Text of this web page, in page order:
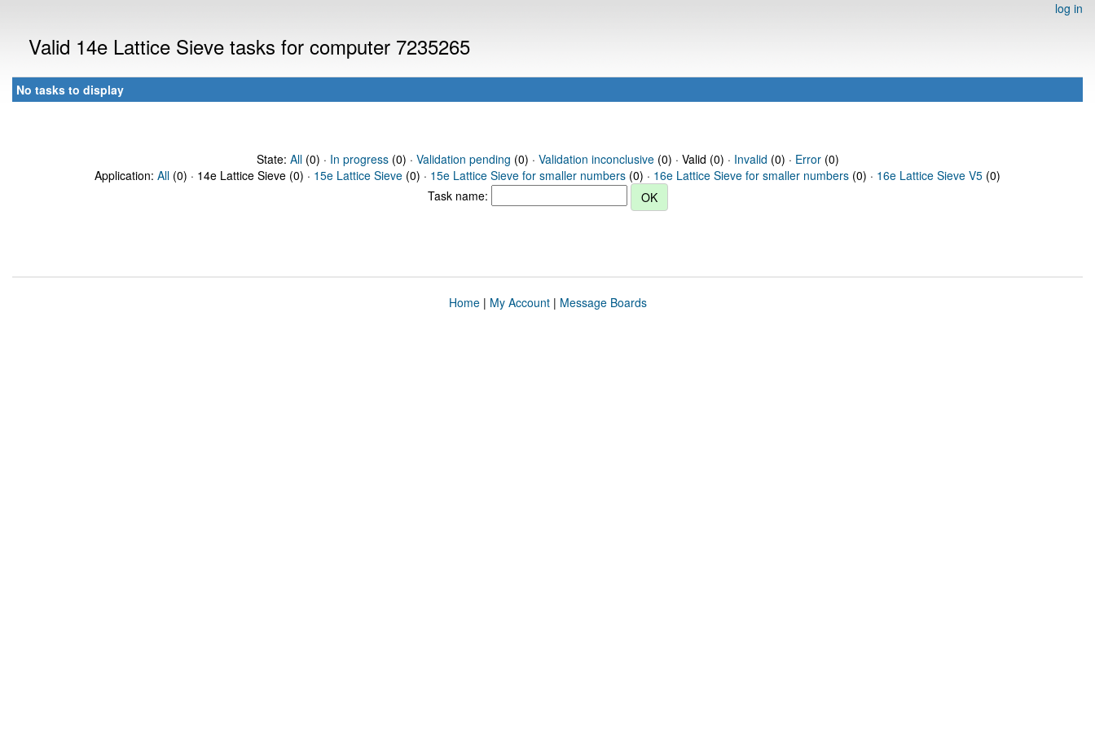
log in
Valid 14e Lattice Sieve tasks for computer 7235265
No tasks to display
State: All(0) · In progress(0) · Validation pending (0) · Validation inconclusive(0) · Valid (0) · Invalid (0) · Error(0)
Application: All (0) · 14e Lattice Sieve (0) · 15e Lattice Sieve (0) · 15e Lattice Sieve for smaller numbers (0) · 16e Lattice Sieve for smaller numbers (0) · 16e Lattice Sieve V5 (0)
Task name:
Home| My Account| Message Boards